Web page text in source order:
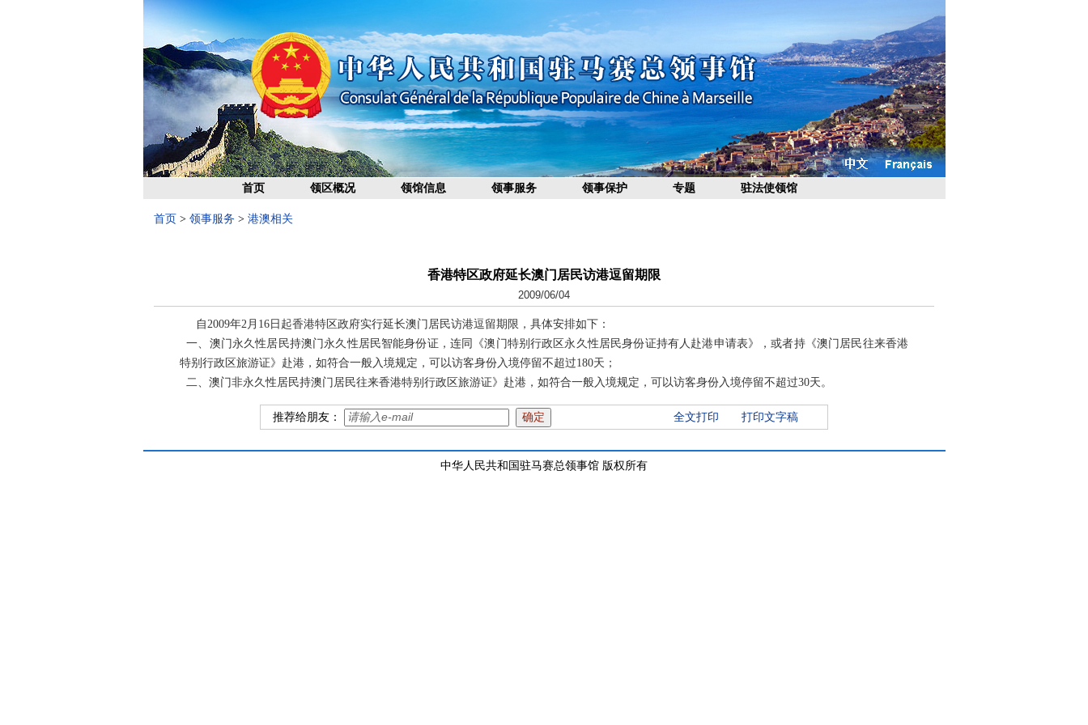
首页 领区概况 领馆信息 领事服务 领事保护 专题 驻法使领馆
首页 > 领事服务 > 港澳相关
香港特区政府延长澳门居民访港逗留期限
2009/06/04
自2009年2月16日起香港特区政府实行延长澳门居民访港逗留期限，具体安排如下：
一、澳门永久性居民持澳门永久性居民智能身份证，连同《澳门特别行政区永久性居民身份证持有人赴港申请表》，或者持《澳门居民往来香港
特别行政区旅游证》赴港，如符合一般入境规定，可以访客身份入境停留不超过180天；
二、澳门非永久性居民持澳门居民往来香港特别行政区旅游证》赴港，如符合一般入境规定，可以访客身份入境停留不超过30天。
推荐给朋友： 全文打印 打印文字稿
中华人民共和国驻马赛总领事馆 版权所有